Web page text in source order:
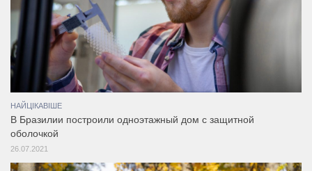
НАЙЦІКАВІШЕ
В Бразилии построили одноэтажный дом с защитной
оболочкой
26.07.2021